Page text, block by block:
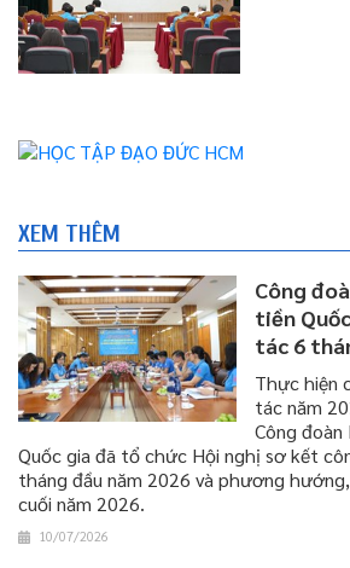
XEM THÊM
Công
tiền
tác 6
Thực hiện
tác năm
Công đoàn
Quốc gia đã tổ chức Hội nghị sơ kết
tháng đầu năm 2026 và phương
cuối năm 2026.
10/07/2026